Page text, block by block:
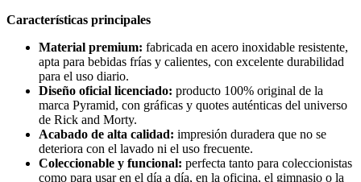
Características principales
Material premium: fabricada en acero inoxidable resistente,
apta para bebidas frías y calientes, con excelente durabilidad
para el uso diario.
Diseño oficial licenciado: producto 100% original de la
marca Pyramid, con gráficas y quotes auténticas del universo
de Rick and Morty.
Acabado de alta calidad: impresión duradera que no se
deteriora con el lavado ni el uso frecuente.
Coleccionable y funcional: perfecta tanto para coleccionistas
como para usar en el día a día, en la oficina, el gimnasio o la